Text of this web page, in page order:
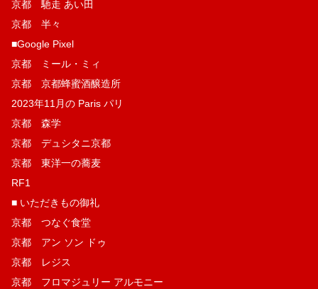
京都 馳走 あい田
京都 半々
■Google Pixel
京都 ミール・ミィ
京都 京都蜂蜜酒醸造所
2023年11月の Paris パリ
京都 森学
京都 デュシタニ京都
京都 東洋一の蕎麦
RF1
■ いただきもの御礼
京都 つなぐ食堂
京都 アン ソン ドゥ
京都 レジス
京都 フロマジュリー アルモニー